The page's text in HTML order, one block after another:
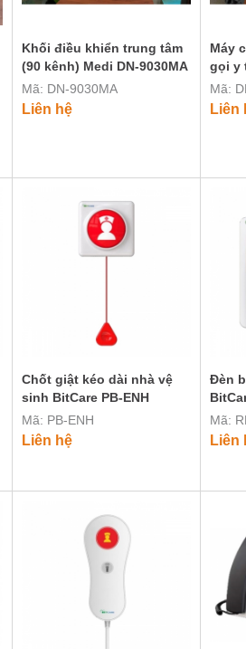
Khối điều khiển trung tâm
(90 kênh) Medi DN-9030MA
Mã: DN-9030MA
Liên hệ
Máy
gọi y
Mã:
Liên
Chốt giật kéo dài nhà vệ
sinh BitCare PB-ENH
Mã: PB-ENH
Liên hệ
Đèn
Mã:
Liên